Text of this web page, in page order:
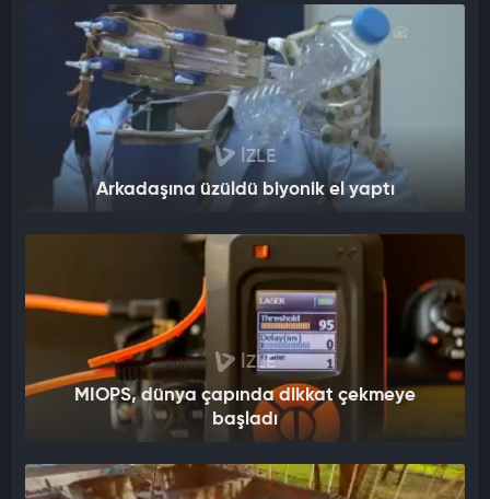
İZLE
Arkadaşına üzüldü biyonik el yaptı
İZLE
MIOPS, dünya çapında dikkat çekmeye
başladı